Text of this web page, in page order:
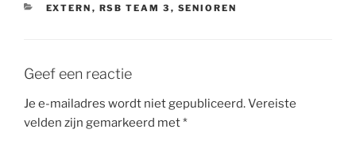
CATEGORIEËN
EXTERN , RSB TEAM 3 , SENIOREN
Geef een reactie
Je e-mailadres wordt niet gepubliceerd.Vereiste
velden zijn gemarkeerd met*